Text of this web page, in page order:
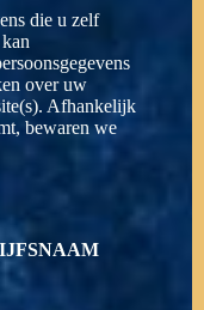
die u zelf
over uw
Afhankelijk
bewaren we